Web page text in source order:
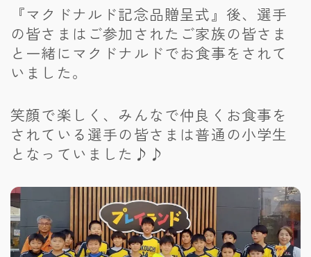
『マクドナルド記念品贈呈式』後、選手
の皆さまはご参加されたご家族の皆さま
と一緒にマクドナルドでお食事をされて
いました。
笑顔で楽しく、みんなで仲良くお食事を
されている選手の皆さまは普通の小学生
となっていました♪♪